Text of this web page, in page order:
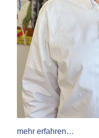
mehr erfahren…